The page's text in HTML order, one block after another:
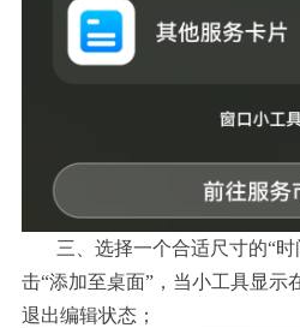
三、选择一个合适尺寸的“
击“添加至桌面”，当小工具显示
退出编辑状态；